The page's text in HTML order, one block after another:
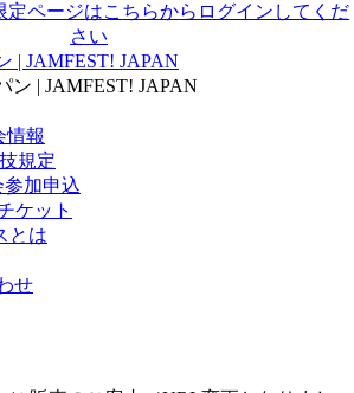
定ページはこちらからログインしてくだ
さい
| JAMFEST! JAPAN
情報
規定
参加申込
ケット
とは
せ